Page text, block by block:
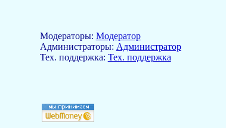
Модераторы: Модератор
Aдминистраторы: Администратор
Тех. поддержка: Тех. поддержка